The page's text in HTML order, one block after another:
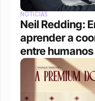
NOTÍCIAS
Neil Redding:
aprender a
entre humanos